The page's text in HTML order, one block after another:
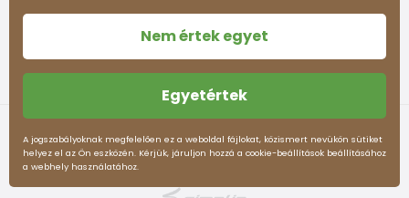
pidilidi.hu © 2026. WebdesignLitvanyi.sk.
Nem értek egyet
Egyetértek
A jogszabályoknak megfelelően ez a weboldal fájlokat, közismert nevükön sütiket
helyez el az Ön eszközén. Kérjük, járuljon hozzá a cookie-beállítások beállításához
a webhely használatához.